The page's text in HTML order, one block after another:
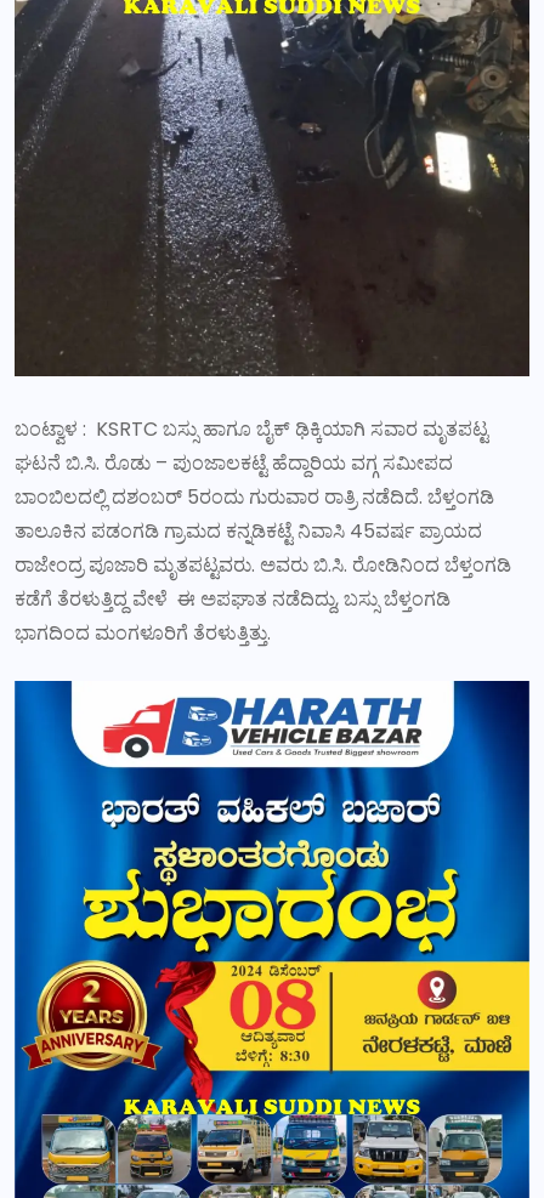
ಬಂಟ್ವಾಳ : KSRTC ಬಸ್ಸು ಹಾಗೂ ಬೈಕ್ ಢಿಕ್ಕಿಯಾಗಿ ಸವಾರ ಮೃತಪಟ್ಟ
ಘಟನೆ ಬಿ.ಸಿ. ರೊಡು – ಪುಂಜಾಲಕಟ್ಟೆ ಹೆದ್ದಾರಿಯ ವಗ್ಗ ಸಮೀಪದ
ಬಾಂಬಿಲದಲ್ಲಿ ದಶಂಬರ್ 5ರಂದು ಗುರುವಾರ ರಾತ್ರಿ ನಡೆದಿದೆ. ಬೆಳ್ತಂಗಡಿ
ತಾಲೂಕಿನ ಪಡಂಗಡಿ ಗ್ರಾಮದ ಕನ್ನಡಿಕಟ್ಟೆ ನಿವಾಸಿ 45ವರ್ಷ ಪ್ರಾಯದ
ರಾಜೇಂದ್ರ ಪೂಜಾರಿ ಮೃತಪಟ್ಟವರು. ಅವರು ಬಿ.ಸಿ. ರೋಡಿನಿಂದ ಬೆಳ್ತಂಗಡಿ
ಕಡೆಗೆ ತೆರಳುತ್ತಿದ್ದ ವೇಳೆ ಈ ಅಪಘಾತ ನಡೆದಿದ್ದು, ಬಸ್ಸು ಬೆಳ್ತಂಗಡಿ
ಭಾಗದಿಂದ ಮಂಗಳೂರಿಗೆ ತೆರಳುತ್ತಿತ್ತು.